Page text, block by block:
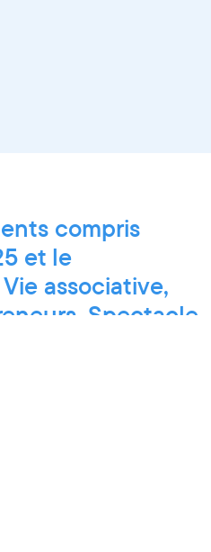
compris
et le
associative,
Spectacle